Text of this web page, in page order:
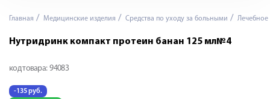
Главная Медицинские изделия Средства по уходу за больными Лечебное
Нутридринк компакт протеин банан 125 мл№4
код товара: 94083
-135 руб.